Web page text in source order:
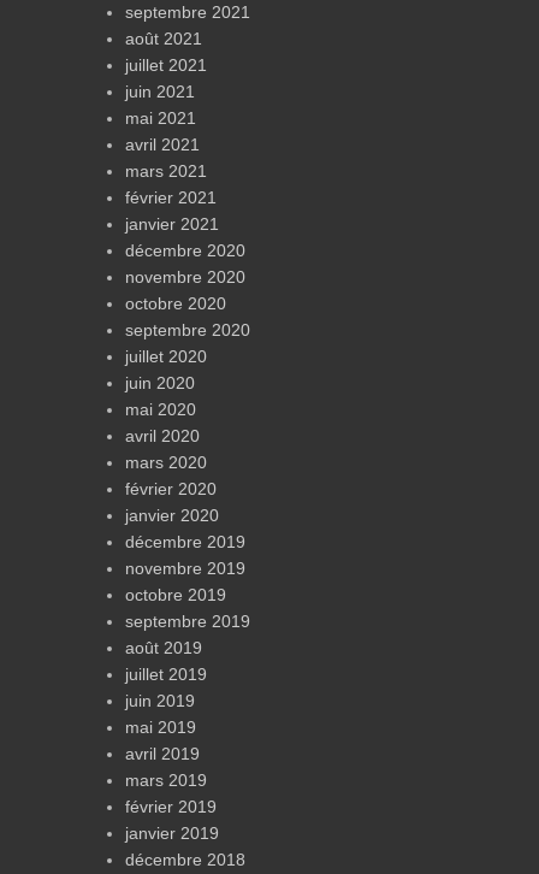
septembre 2021
août 2021
juillet 2021
juin 2021
mai 2021
avril 2021
mars 2021
février 2021
janvier 2021
décembre 2020
novembre 2020
octobre 2020
septembre 2020
juillet 2020
juin 2020
mai 2020
avril 2020
mars 2020
février 2020
janvier 2020
décembre 2019
novembre 2019
octobre 2019
septembre 2019
août 2019
juillet 2019
juin 2019
mai 2019
avril 2019
mars 2019
février 2019
janvier 2019
décembre 2018